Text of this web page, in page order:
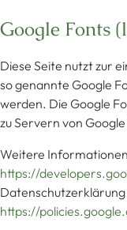
Google Fonts
Diese Seite nutzt zur
so genannte Google
werden. Die Google
zu Servern von
Weitere
https://
Datenschutzerklärung
https://